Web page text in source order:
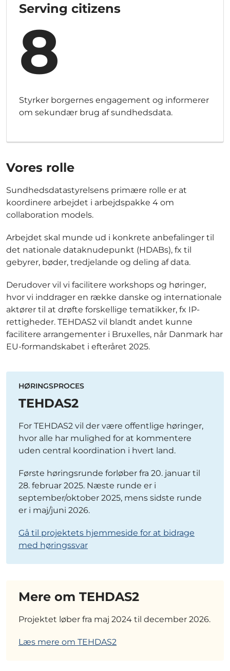
Serving citizens
8
Styrker borgernes engagement og informerer
om sekundær brug af sundhedsdata.
Vores rolle
Sundhedsdatastyrelsens primære rolle er at
koordinere arbejdet i arbejdspakke 4 om
collaboration models.
Arbejdet skal munde ud i konkrete anbefalinger til
det nationale dataknudepunkt (HDABs), fx til
gebyrer, bøder, tredjelande og deling af data.
Derudover vil vi facilitere workshops og høringer,
hvor vi inddrager en række danske og internationale
aktører til at drøfte forskellige tematikker, fx IP-
rettigheder. TEHDAS2 vil blandt andet kunne
facilitere arrangementer i Bruxelles, når Danmark har
EU-formandskabet i efteråret 2025.
HØRINGSPROCES
TEHDAS2
For TEHDAS2 vil der være offentlige høringer,
hvor alle har mulighed for at kommentere
uden central koordination i hvert land.
Første høringsrunde forløber fra 20. januar til
28. februar 2025. Næste runde er i
september/oktober 2025, mens sidste runde
er i maj/juni 2026.
Gå til projektets hjemmeside for at bidrage
med høringssvar
Mere om TEHDAS2
Projektet løber fra maj 2024 til december 2026.
Læs mere om TEHDAS2